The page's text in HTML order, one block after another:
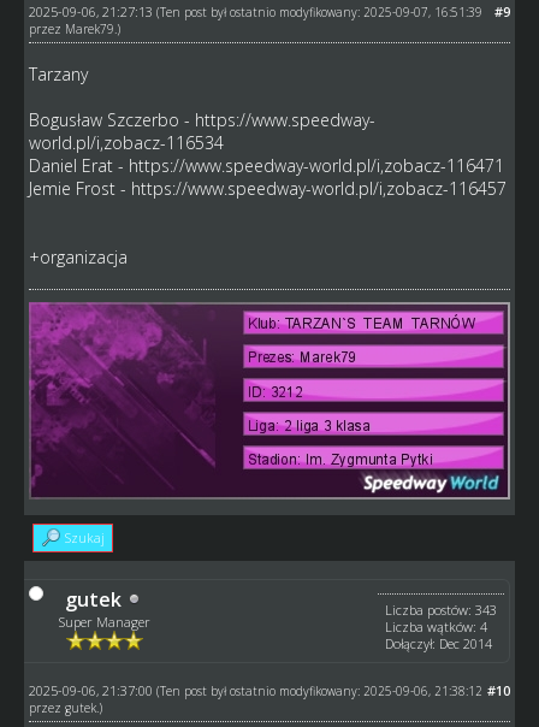
#9
2025-09-06, 21:27:13 (Ten post był ostatnio modyfikowany: 2025-09-07, 16:51:39
przez Marek79 .)
Tarzany
Bogusław Szczerbo - https://www.speedway-
world.pl/i,zobacz-116534
Daniel Erat - https://www.speedway-world.pl/i,zobacz-116471
Jemie Frost - https://www.speedway-world.pl/i,zobacz-116457
+organizacja
Szukaj
gutek
Super Manager
Liczba postów: 343
Liczba wątków: 4
Dołączył: Dec 2014
#10
2025-09-06, 21:37:00 (Ten post był ostatnio modyfikowany: 2025-09-06, 21:38:12
przez gutek.)